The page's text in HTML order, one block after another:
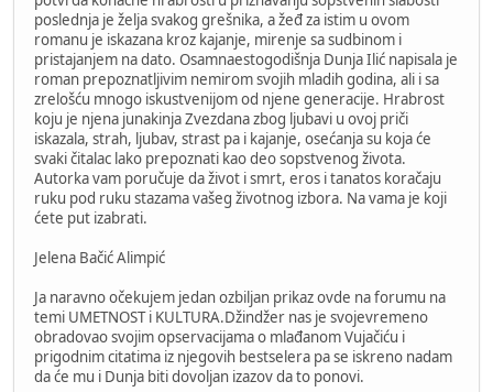
poslednja je želja svakog grešnika, a žeđ za istim u ovom
romanu je iskazana kroz kajanje, mirenje sa sudbinom i
pristajanjem na dato. Osamnaestogodišnja Dunja Ilić napisala je
roman prepoznatljivim nemirom svojih mladih godina, ali i sa
zrelošću mnogo iskustvenijom od njene generacije. Hrabrost
koju je njena junakinja Zvezdana zbog ljubavi u ovoj priči
iskazala, strah, ljubav, strast pa i kajanje, osećanja su koja će
svaki čitalac lako prepoznati kao deo sopstvenog života.
Autorka vam poručuje da život i smrt, eros i tanatos koračaju
ruku pod ruku stazama vašeg životnog izbora. Na vama je koji
ćete put izabrati.
Jelena Bačić Alimpić
Ja naravno očekujem jedan ozbiljan prikaz ovde na forumu na
temi UMETNOST i KULTURA.Džindžer nas je svojevremeno
obradovao svojim opservacijama o mlađanom Vujačiću i
prigodnim citatima iz njegovih bestselera pa se iskreno nadam
da će mu i Dunja biti dovoljan izazov da to ponovi.